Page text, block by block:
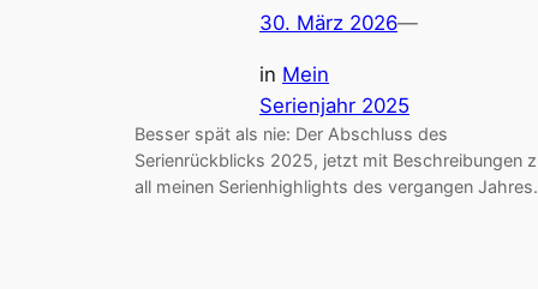
30. März 2026—
in Mein
Serienjahr 2025
Besser spät als nie: Der Abschluss des
Serienrückblicks 2025, jetzt mit Beschreibungen
all meinen Serienhighlights des vergangen Jahres.